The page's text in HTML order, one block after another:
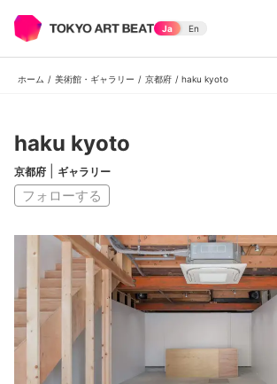
Ja En
ホーム / 美術館・ギャラリー / 京都府 / haku kyoto
haku kyoto
京都府 ギャラリー
フォローする